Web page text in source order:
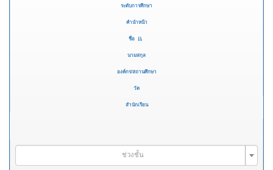
ระดับการศึกษา
คำนำหน้า
ชื่อ
นามสกุล
องค์กร/สถานศึกษา
วัด
สำนักเรียน
ช่วงชั้น